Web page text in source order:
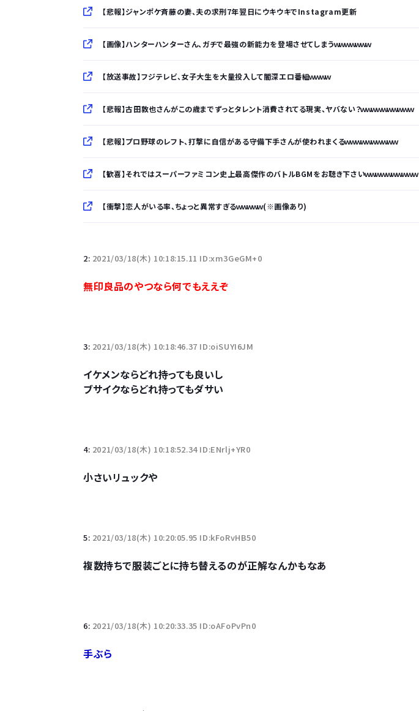
【悲報】ジャンポケ斉藤の妻、夫の求刑7年翌日にウキウキでInstagram更新
【画像】ハンターハンターさん、ガチで最強の新能力を登場させてしまうｗｗｗｗｗｗｗ
【放送事故】フジテレビ、女子大生を大量投入して闇深エロ番組ｗｗｗｗ
【悲報】古田敦也さんがこの歳までずっとタレント消費されてる現実、ヤバない？ｗｗｗｗｗｗｗｗｗｗ
【悲報】プロ野球のレフト、打撃に自信がある守備下手さんが使われまくるｗｗｗｗｗｗｗｗｗｗ
【歓喜】それではスーパーファミコン史上最高傑作のバトルBGMをお聴き下さいｗｗｗｗｗｗｗｗｗｗ
【衝撃】恋人がいる率、ちょっと異常すぎるｗｗｗｗｗ(※画像あり)
2: 2021/03/18(木) 10:18:15.11 ID:xm3GeGM+0
無印良品のやつなら何でもええぞ
3: 2021/03/18(木) 10:18:46.37 ID:oiSUYI6JM
イケメンならどれ持っても良いし
ブサイクならどれ持ってもダサい
4: 2021/03/18(木) 10:18:52.34 ID:ENrlj+YR0
小さいリュックや
5: 2021/03/18(木) 10:20:05.95 ID:kFoRvHB50
複数持ちで服装ごとに持ち替えるのが正解なんかもなあ
6: 2021/03/18(木) 10:20:33.35 ID:oAFoPvPn0
手ぶら